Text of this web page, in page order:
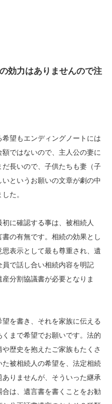
効力はありませんので注
望もエンディングノートには
ではないので、主人公の妻に
長いので、子供たちも妻（子
というお願いの文章が劇の中
た。
に確認する事は、被相続人
書の有無です。相続の効果とし
表示として最も尊重され、遺
で話し合い相続内容を明記
分割協議書が必要となりま
を書き、それを家族に伝える
まで希望でお願いです。法的
歴史を抱えたご家族もたくさ
被相続人の希望を、法定相続
りませんが、そういった継承
は、遺言書を書くことをお勧